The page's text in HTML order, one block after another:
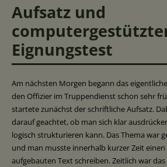
Aufsatz und
Eignungstest
Am nächsten Morgen begann das
den Offizier im Truppendienst schon sehr
startete zunächst der schriftliche Aufsatz.
darauf geachtet, ob man sich klar
logisch strukturieren kann. Das Thema war
und man musste innerhalb kurzer Zeit
aufgebauten Text schreiben. Zeitlich war